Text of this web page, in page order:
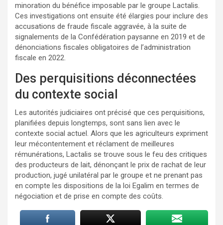
minoration du bénéfice imposable par le groupe Lactalis.
Ces investigations ont ensuite été élargies pour inclure des
accusations de fraude fiscale aggravée, à la suite de
signalements de la Confédération paysanne en 2019 et de
dénonciations fiscales obligatoires de l’administration
fiscale en 2022.
Des perquisitions déconnectées
du contexte social
Les autorités judiciaires ont précisé que ces perquisitions,
planifiées depuis longtemps, sont sans lien avec le
contexte social actuel. Alors que les agriculteurs expriment
leur mécontentement et réclament de meilleures
rémunérations, Lactalis se trouve sous le feu des critiques
des producteurs de lait, dénonçant le prix de rachat de leur
production, jugé unilatéral par le groupe et ne prenant pas
en compte les dispositions de la loi Egalim en termes de
négociation et de prise en compte des coûts.